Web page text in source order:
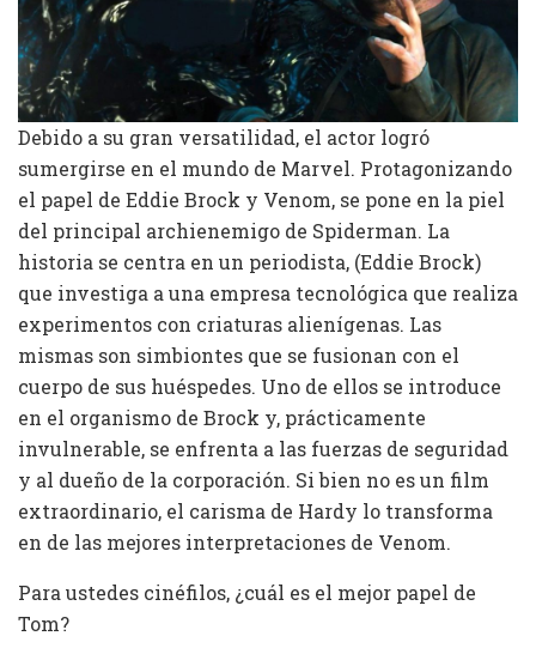
Debido a su gran versatilidad, el actor logró
sumergirse en el mundo de Marvel. Protagonizando
el papel de Eddie Brock y Venom, se pone en la piel
del principal archienemigo de Spiderman. La
historia se centra en un periodista, (Eddie Brock)
que investiga a una empresa tecnológica que realiza
experimentos con criaturas alienígenas. Las
mismas son simbiontes que se fusionan con el
cuerpo de sus huéspedes. Uno de ellos se introduce
en el organismo de Brock y, prácticamente
invulnerable, se enfrenta a las fuerzas de seguridad
y al dueño de la corporación. Si bien no es un film
extraordinario, el carisma de Hardy lo transforma
en de las mejores interpretaciones de Venom.
Para ustedes cinéfilos, ¿cuál es el mejor papel de
Tom?